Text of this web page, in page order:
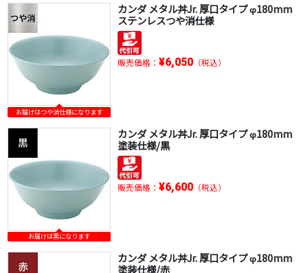
お届けはつや消仕様になります
カンダ メタル丼Jr. 厚口タイプ φ180mm
ステンレスつや消仕様
販売価格： ¥6,050（税込）
お届けは黒になります
カンダ メタル丼Jr. 厚口タイプ φ180mm
塗装仕様/黒
販売価格： ¥6,600（税込）
カンダ メタル丼Jr. 厚口タイプ φ180mm
塗装仕様/赤